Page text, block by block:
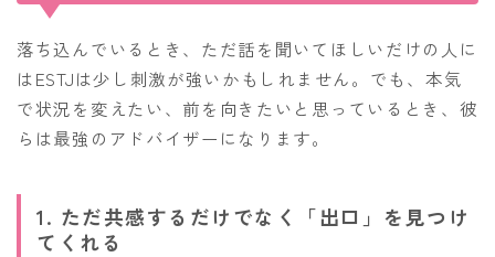
落ち込んでいるとき、ただ話を聞いてほしいだけの人に
はESTJは少し刺激が強いかもしれません。でも、本気
で状況を変えたい、前を向きたいと思っているとき、彼
らは最強のアドバイザーになります。
1. ただ共感するだけでなく「出口」を見つけ
てくれる